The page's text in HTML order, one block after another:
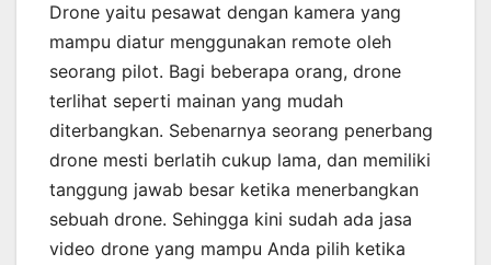
Drone yaitu pesawat dengan kamera yang
mampu diatur menggunakan remote oleh
seorang pilot. Bagi beberapa orang, drone
terlihat seperti mainan yang mudah
diterbangkan. Sebenarnya seorang penerbang
drone mesti berlatih cukup lama, dan memiliki
tanggung jawab besar ketika menerbangkan
sebuah drone. Sehingga kini sudah ada jasa
video drone yang mampu Anda pilih ketika